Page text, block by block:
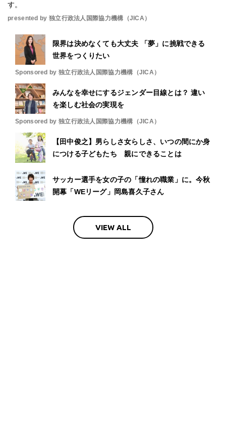
す。
presented by 独立行政法人国際協力機構（JICA）
限界は決めなくても大丈夫 「夢」に挑戦できる
世界をつくりたい
Sponsored by 独立行政法人国際協力機構（JICA）
みんなを幸せにするジェンダー目線とは？ 違い
を楽しむ社会の実現を
Sponsored by 独立行政法人国際協力機構（JICA）
【田中俊之】男らしさ女らしさ、いつの間にか身
につける子どもたち 親にできることは
サッカー選手を女の子の「憧れの職業」に。今秋
開幕「WEリーグ」岡島喜久子さん
VIEW ALL